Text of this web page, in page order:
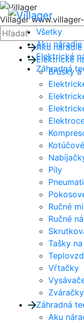
Villager
Zatvoriť
Hľadať:
Všetky
Aku náradie
Elektrické
Záhradná
Aku náradie
Elektrické
Brúsky
Píly
Ručné
Ručné
Tašky
Vŕtačky
Zváračky
Záhradná
Aku